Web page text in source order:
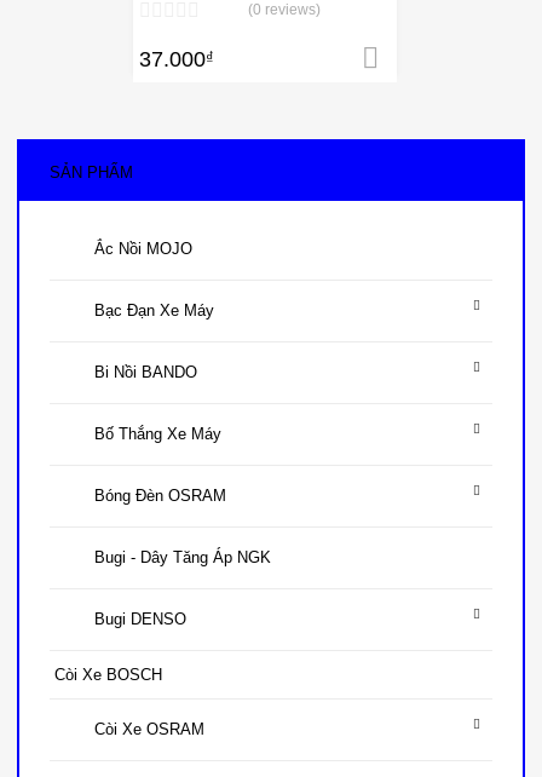
(0 reviews)
37.000₫
SẢN PHẨM
Ắc Nồi MOJO
Bạc Đạn Xe Máy
Bi Nồi BANDO
Bố Thắng Xe Máy
Bóng Đèn OSRAM
Bugi - Dây Tăng Áp NGK
Bugi DENSO
Còi Xe BOSCH
Còi Xe OSRAM